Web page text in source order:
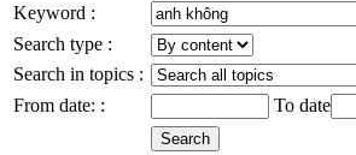
Keyword :
Search type :
Search in topics :
From date: :
To date